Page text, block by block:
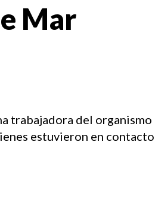
Mar
trabajadora del
estuvieron en